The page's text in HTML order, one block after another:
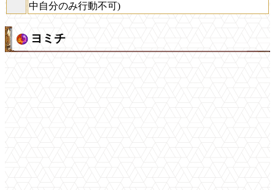
中自分のみ行動不可)
ヨミチ